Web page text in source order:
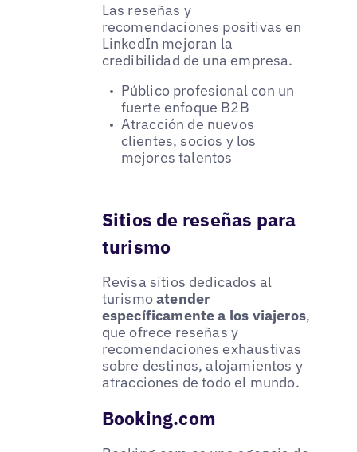
Las reseñas y
recomendaciones positivas en
LinkedIn mejoran la
credibilidad de una empresa.
Público profesional con un
fuerte enfoque B2B
Atracción de nuevos
clientes, socios y los
mejores talentos
Sitios de reseñas para
turismo
Revisa sitios dedicados al
turismoatender
específicamente a los viajeros,
que ofrece reseñas y
recomendaciones exhaustivas
sobre destinos, alojamientos y
atracciones de todo el mundo.
Booking.com